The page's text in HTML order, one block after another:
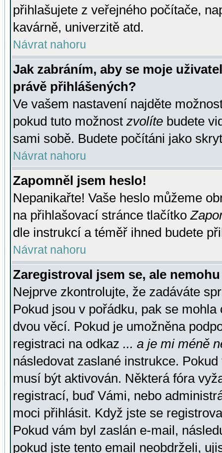
přihlašujete z veřejného počítače,
kavárně, univerzitě atd.
Návrat nahoru
Jak zabráním, aby se moje
právě přihlášených?
Ve vašem nastavení najděte
pokud tuto možnost zvolíte budete
sami sobě. Budete počítáni jako
Návrat nahoru
Zapomněl jsem heslo!
Nepanikařte! Vaše heslo můžeme
na přihlašovací stránce tlačítko
dle instrukcí a téměř ihned budete
Návrat nahoru
Zaregistroval jsem se, ale
Nejprve zkontrolujte, že zadáváte
Pokud jsou v pořádku, pak se
dvou věcí. Pokud je umožněna
registraci na odkaz ... a je mi méně
následovat zaslané instrukce.
musí být aktivován. Některá fóra
registrací, buď Vámi, nebo
moci přihlásit. Když jste se
Pokud vám byl zaslán e-mail,
pokud jste tento email neobdrželi,